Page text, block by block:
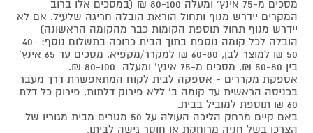
מסכים מ-75 אינץ' ומעלה 80-100 ₪ (במסכים אלו ברוב
המקרים יידרש מנוף ותחול הוראת הובלה חריגה שלעיל. אם לא
יידרש מנוף תחול תוספת הקומות כבר מהקומה הראשונה)
הובלה לכל קומה נוספת בתוך הבית כרוכה בתשלום נוסף: 40-
50 ₪ למוצר לבן, 60-80 ₪ למקרר/מקפיא, מסכים עד 65 אינץ'
בין 50-80 ₪, מסכים מ-75 אינץ' ומעלה 80-100 ₪.
אספקת מקררים - אספקה לבית לקוח המתאפשרת דרך מעבר
בכניסה הראשית עד קומה ב' ללא פירוק דלתות, פירוק כל דלת
60 ₪ תוספת למוביל בבית.
באם קיים מרחק הליכה העולה על 50 מטרים מבית מגוריו של
הצרכן בשל חניה מרוחקת או חוסר גישה לביתו,